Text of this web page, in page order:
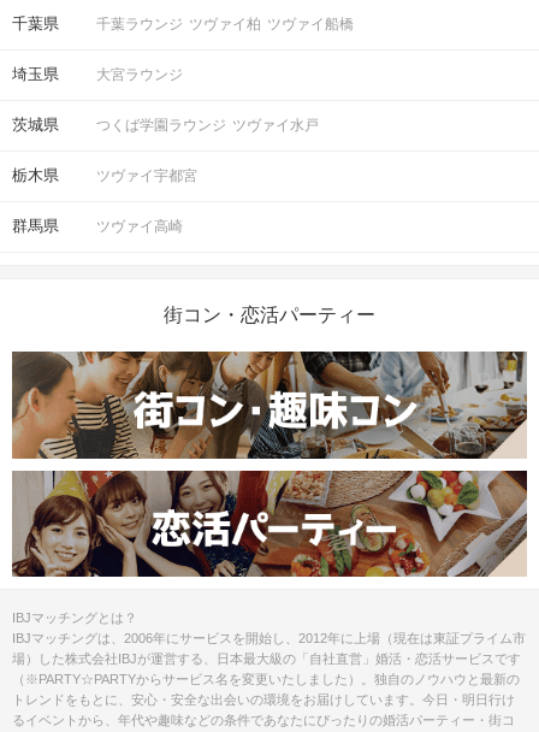
千葉県 千葉ラウンジ ツヴァイ柏 ツヴァイ船橋
埼玉県 大宮ラウンジ
茨城県 つくば学園ラウンジ ツヴァイ水戸
栃木県 ツヴァイ宇都宮
群馬県 ツヴァイ高崎
街コン・恋活パーティー
IBJマッチングとは？
IBJマッチングは、2006年にサービスを開始し、2012年に上場（現在は東証プライム市
場）した株式会社IBJが運営する、日本最大級の「自社直営」婚活・恋活サービスです
（※PARTY☆PARTYからサービス名を変更いたしました）。独自のノウハウと最新の
トレンドをもとに、安心・安全な出会いの環境をお届けしています。今日・明日行け
るイベントから、年代や趣味などの条件であなたにぴったりの婚活パーティー・街コ